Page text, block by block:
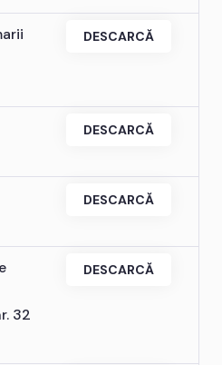
DESCARCĂ
DESCARCĂ
DESCARCĂ
32
DESCARCĂ